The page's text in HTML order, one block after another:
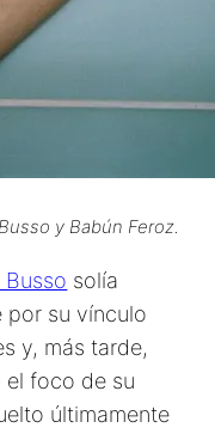
y Babún Feroz.
Busso solía
por su vínculo
y, más tarde,
el foco de su
últimamente